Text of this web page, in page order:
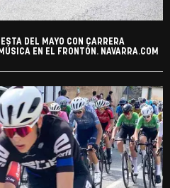
DEL MAYO CON CARRERA
EN EL FRONTÓN. NAVARRA.COM